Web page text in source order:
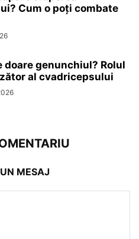
Cum o poți combate
doare genunchiul? Rolul
al cvadricepsului
MESAJ